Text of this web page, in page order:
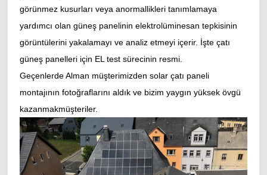
görünmez kusurları veya anormallikleri tanımlamaya
yardımcı olan güneş panelinin elektrolüminesan tepkisinin
görüntülerini yakalamayı ve analiz etmeyi içerir. İşte çatı
güneş panelleri için EL test sürecinin resmi.
Geçenlerde Alman müşterimizden solar çatı paneli
montajının fotoğraflarını aldık ve bizim yaygın yüksek övgü
kazanmakmüşteriler.